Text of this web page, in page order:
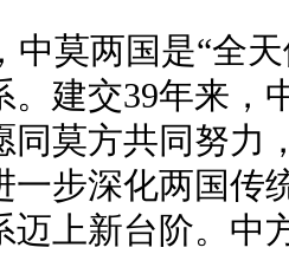
中莫两国是“全
。建交39年来，
同莫方共同努力
一步深化两国传
迈上新台阶。中